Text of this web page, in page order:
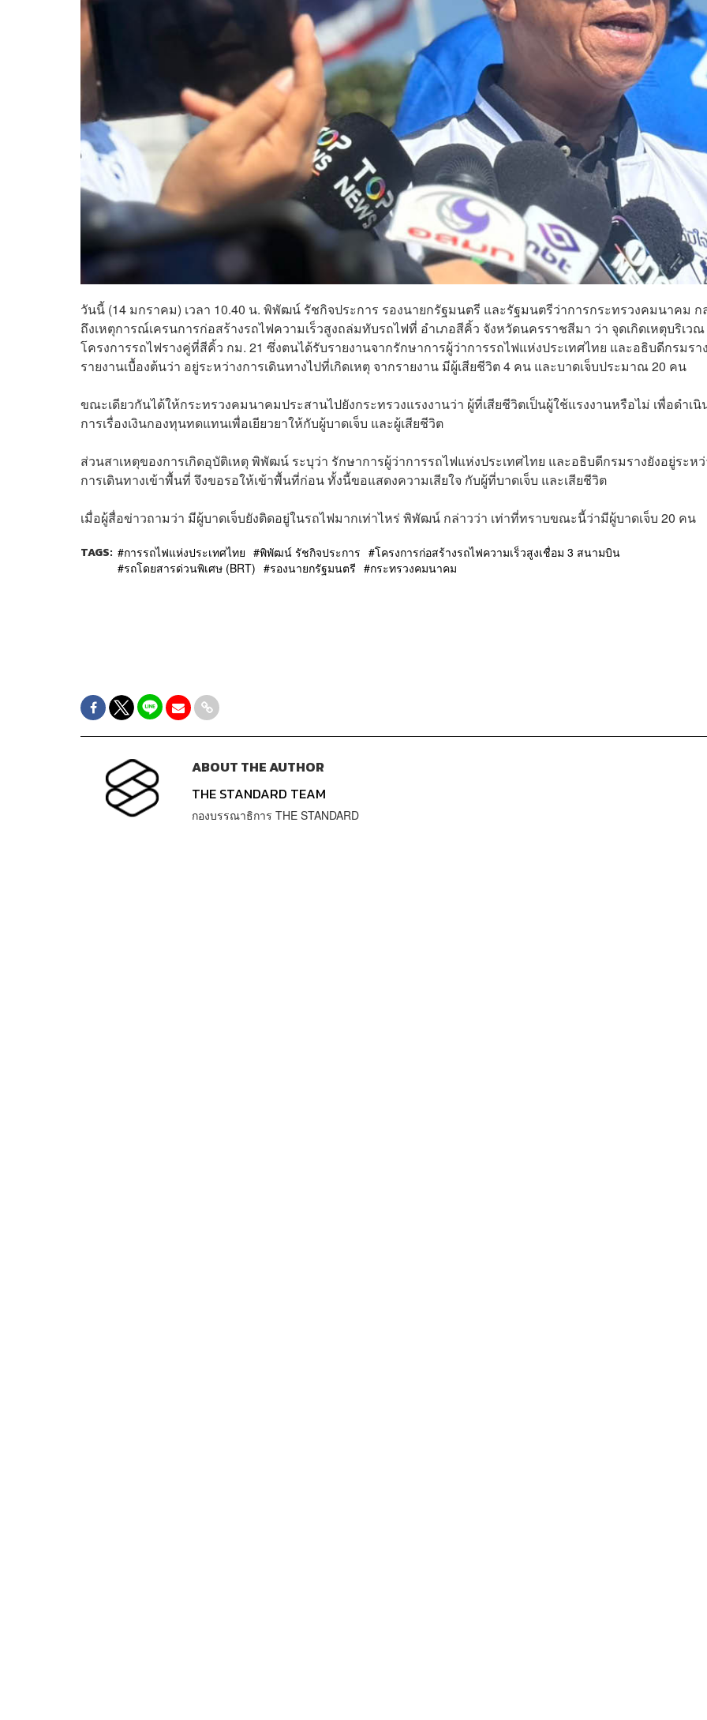
วันนี้ (14 มกราคม) เวลา 10.40 น. พิพัฒน์ รัชกิจประการ รองนายกรัฐมนตรี และรัฐมนตรีว่าการกระทรวงคมนาคม ก
ถึงเหตุการณ์เครนการก่อสร้างรถไฟความเร็วสูงถล่มทับรถไฟที่ อำเภอสีคิ้ว จังหวัดนครราชสีมา ว่า จุดเกิดเหตุบริเวณ
โครงการรถไฟรางคู่ที่สีคิ้ว กม. 21 ซึ่งตนได้รับรายงานจากรักษาการผู้ว่าการรถไฟแห่งประเทศไทย และอธิบดีกรมรา
รายงานเบื้องต้นว่า อยู่ระหว่างการเดินทางไปที่เกิดเหตุ จากรายงาน มีผู้เสียชีวิต 4 คน และบาดเจ็บประมาณ 20 คน
ขณะเดียวกันได้ให้กระทรวงคมนาคมประสานไปยังกระทรวงแรงงานว่า ผู้ที่เสียชีวิตเป็นผู้ใช้แรงงานหรือไม่ เพื่อดำเนิ
การเรื่องเงินกองทุนทดแทนเพื่อเยียวยาให้กับผู้บาดเจ็บ และผู้เสียชีวิต
ส่วนสาเหตุของการเกิดอุบัติเหตุ พิพัฒน์ ระบุว่า รักษาการผู้ว่าการรถไฟแห่งประเทศไทย และอธิบดีกรมรางยังอยู่ระหว่
การเดินทางเข้าพื้นที่ จึงขอรอให้เข้าพื้นที่ก่อน ทั้งนี้ขอแสดงความเสียใจ กับผู้ที่บาดเจ็บ และเสียชีวิต
เมื่อผู้สื่อข่าวถามว่า มีผู้บาดเจ็บยังติดอยู่ในรถไฟมากเท่าไหร่ พิพัฒน์ กล่าวว่า เท่าที่ทราบขณะนี้ว่ามีผู้บาดเจ็บ 20 คน
TAGS: การรถไฟแห่งประเทศไทย พิพัฒน์ รัชกิจประการ
โครงการก่อสร้างรถไฟความเร็วสูงเชื่อม 3 สนามบิน
รถโดยสารด่วนพิเศษ (BRT)
รองนายกรัฐมนตรี กระทรวงคมนาคม
ABOUT THE AUTHOR
THE STANDARD TEAM
กองบรรณาธิการ THE STANDARD